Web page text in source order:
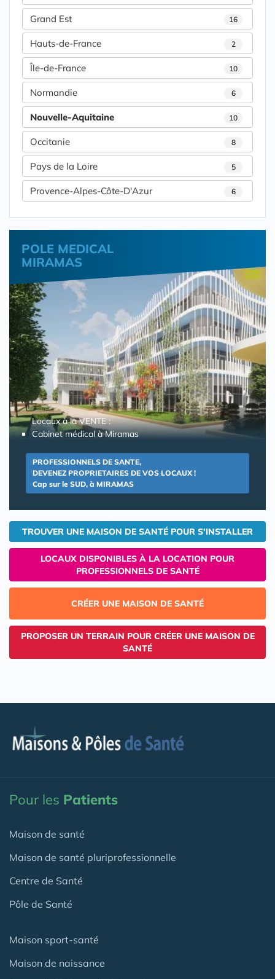
Grand Est 16
Hauts-de-France 2
Île-de-France 10
Normandie 6
Nouvelle-Aquitaine 10
Occitanie 8
Pays de la Loire 5
Provence-Alpes-Côte-D'Azur 6
POLE MEDICAL
MIRAMAS
Locaux à la VENTE :
Cabinet médical à Miramas
PROFESSIONNELS DE SANTE,
DEVENEZ PROPRIETAIRES DE VOS LOCAUX !
Cap sur le SUD, à MIRAMAS
TROUVER UNE MAISON DE SANTÉ POUR S'INSTALLER
LOCAUX DISPONIBLES À LA LOCATION POUR
PROFESSIONNELS DE SANTÉ
CRÉER UNE MAISON DE SANTÉ
PROPOSER UN TERRAIN POUR CRÉER UNE MAISON DE
SANTÉ
Pour les Patients
Maison de santé
Maison de santé pluriprofessionnelle
Centre de Santé
Pôle de Santé
Maison sport-santé
Maison de naissance